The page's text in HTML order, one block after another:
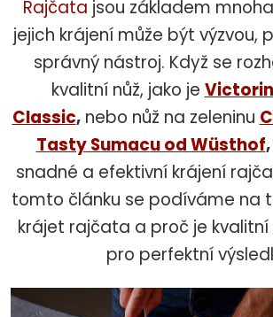
Rajčata jsou základem
jejich krájení může být výzvou,
správný nástroj. Když se
kvalitní nůž, jako je
Classic,nebo nůž na zeleninu
Tasty Sumacu od Wüsthof,
snadné a efektivní krájení
tomto článku se podíváme na
krájet rajčata a proč je kvalitní
pro perfektní